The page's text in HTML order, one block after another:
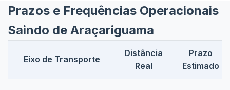
Prazos e Frequências Operacionais
Saindo de Araçariguama
Eixo de Transporte
Distância
Real
Prazo
Estimado